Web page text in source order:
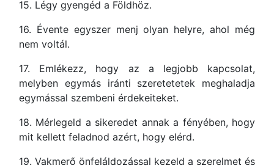
15. Légy gyengéd a Földhöz.
16. Évente egyszer menj olyan helyre, ahol még
nem voltál.
17. Emlékezz, hogy az a legjobb kapcsolat,
melyben egymás iránti szeretetetek meghaladja
egymással szembeni érdekeiteket.
18. Mérlegeld a sikeredet annak a fényében, hogy
mit kellett feladnod azért, hogy elérd.
19. Vakmerő önfeláldozással kezeld a szerelmet és